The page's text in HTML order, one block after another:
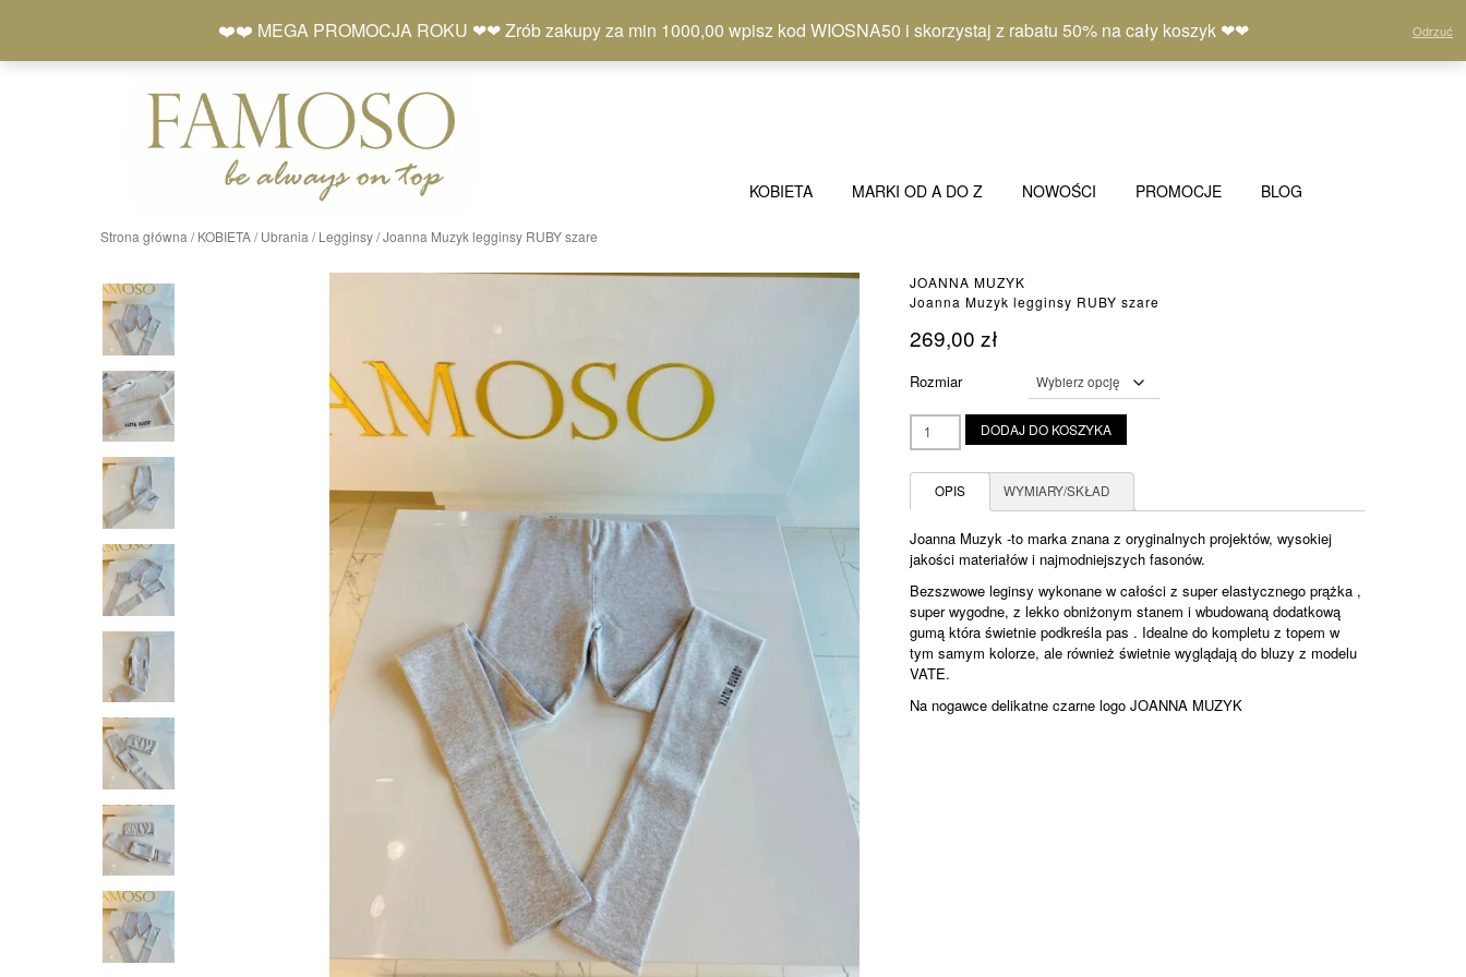
❤️❤️ MEGA PROMOCJA ROKU ❤❤ Zrób zakupy za min 1000,00 wpisz kod WIOSNA50 i skorzystaj z rabatu 50% na cały koszyk ❤❤ Odrzuć
content
Moje
+48 577 401 777
KOBIETA MARKI OD A DO Z NOWOŚCI PROMOCJE BLOG
Strona główna /KOBIETA/Ubrania /Legginsy/ Joanna Muzyk legginsy RUBY szare
JOANNA MUZYK
Joanna Muzyk legginsy RUBY szare
269,00zł
Rozmiar
ilość
Joanna
legginsy
RUBY
DODAJ DO KOSZYKA
OPIS WYMIARY/SKŁAD
Joanna Muzyk -to marka znana z oryginalnych projektów, wysokiej
jakości materiałów i najmodniejszych fasonów.
Bezszwowe leginsy wykonane w całości z super elastycznego prążka ,
super wygodne, z lekko obniżonym stanem i wbudowaną dodatkową
gumą która świetnie podkreśla pas . Idealne do kompletu z topem w
tym samym kolorze, ale również świetnie wyglądają do bluzy z modelu
VATE.
Na nogawce delikatne czarne logo JOANNA MUZYK